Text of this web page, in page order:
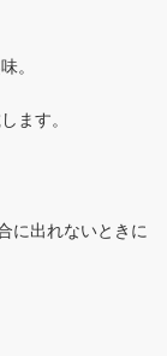
。
ます。
に出れないときに